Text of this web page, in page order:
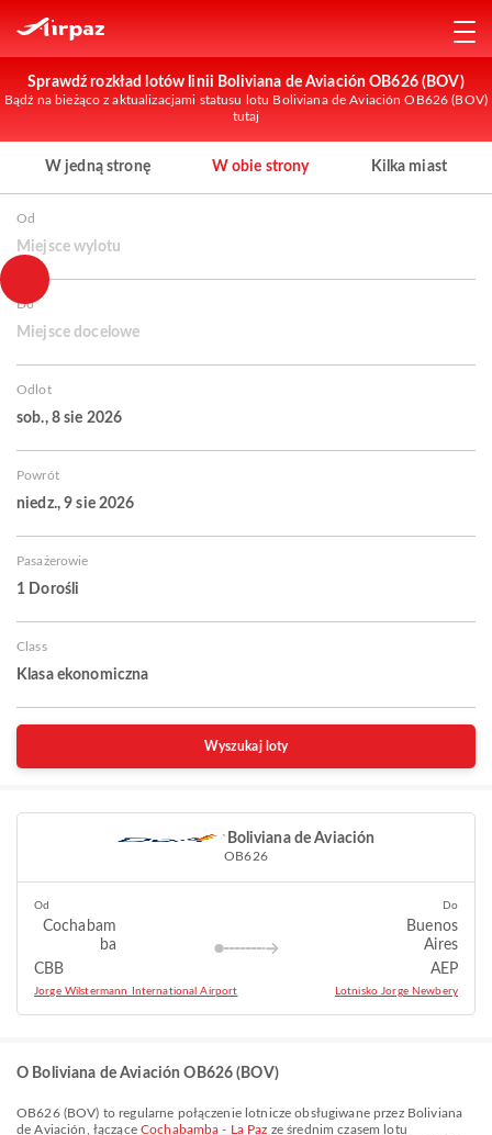
Sprawdź rozkład lotów linii Boliviana de Aviación OB626 (BOV)
Bądź na bieżąco z aktualizacjami statusu lotu Boliviana de Aviación OB626 (BOV)
tutaj
W jedną stronę W obie strony Kilka miast
Od
Miejsce wylotu
Do
Miejsce docelowe
Odlot
sob., 8 sie 2026
Powrót
niedz., 9 sie 2026
Pasażerowie
1 Dorośli
Class
Klasa ekonomiczna
Wyszukaj loty
Boliviana de Aviación
OB626
Od
Cochabam
ba
CBB
Jorge Wilstermann International Airport
Do
Buenos
Aires
AEP
Lotnisko Jorge Newbery
O Boliviana de Aviación OB626 (BOV)
OB626(BOV) to regularne połączenie lotnicze obsługiwane przez Boliviana
de Aviación
, łączące Cochabamba - La Paz ze średnim czasem lotu